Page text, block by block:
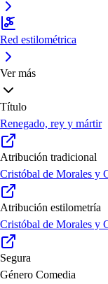
Red estilométrica
Ver más
Título
Renegado, rey y mártir
Atribución tradicional
Cristóbal de Morales y
Atribución estilometría
Cristóbal de Morales y
Segura
Género Comedia